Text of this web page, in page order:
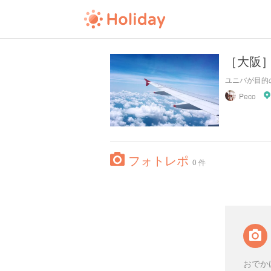
［大
ユニバが目
Peco
フォトレポ 0 件
おで